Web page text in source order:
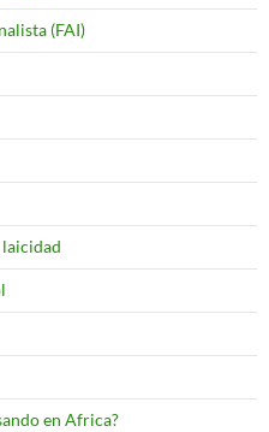
(FAI)
en Africa?